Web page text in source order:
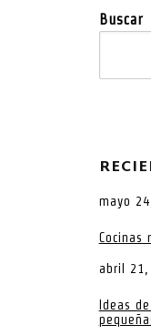
Buscar
mayo
Cocinas
abril 21,
Ideas